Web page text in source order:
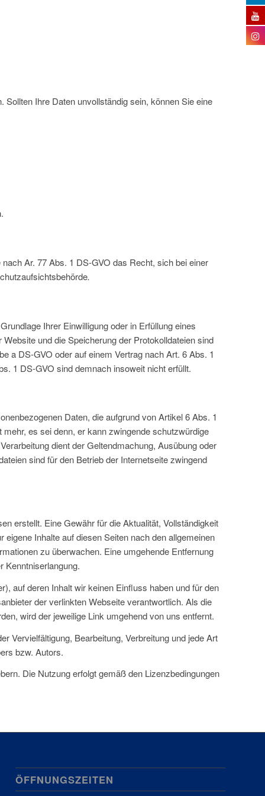
Ihre Daten unvollständig sein, können Sie eine
Ar. 77 Abs. 1 DS-GVO das Recht, sich bei einer
.
Ihrer Einwilligung oder in Erfüllung eines
und die Speicherung der Protokolldateien sind
a DS-GVO oder auf einem Vertrag nach Art. 6 Abs. 1
1 DS-GVO sind demnach insoweit nicht erfüllt.
Daten, die aufgrund von Artikel 6 Abs. 1
es sei denn, er kann zwingende schutzwürdige
dient der Geltendmachung, Ausübung oder
sind für den Betrieb der Internetseite zwingend
erstellt. Eine Gewähr für die Aktualität, Vollständigkeit
Inhalte auf diesen Seiten nach den allgemeinen
zu überwachen. Eine umgehende Entfernung
Kenntniserlangung.
auf deren Inhalt wir keinen Einfluss haben und für den
der verlinkten Webseite verantwortlich. Als die
wird der jeweilige Link umgehend von uns entfernt.
Vervielfältigung, Bearbeitung, Verbreitung und jede Art
bzw. Autors.
Die Nutzung erfolgt gemäß den Lizenzbedingungen
ÖFFNUNGSZEITEN